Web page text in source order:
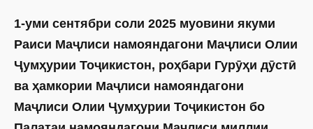
1-уми сентябри соли 2025 муовини якуми
Раиси Маҷлиси намояндагони Маҷлиси Олии
Ҷумҳурии Тоҷикистон, роҳбари Гурӯҳи дӯстӣ
ва ҳамкории Маҷлиси намояндагони
Маҷлиси Олии Ҷумҳурии Тоҷикистон бо